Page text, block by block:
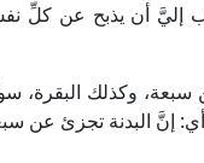
يقدر فأحب إليَّ أن يذبح عن كلِّ
[البدنة تجزئ عن سبعة، وكذلك البقرة،
أي: إنَّ البدنة تجزئ عن